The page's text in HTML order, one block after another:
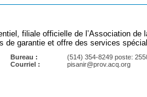
filiale officielle de l’Association
de garantie et offre des services
Bureau :
(514) 354-8249 poste:
Courriel :
pisanir@prov.acq.org